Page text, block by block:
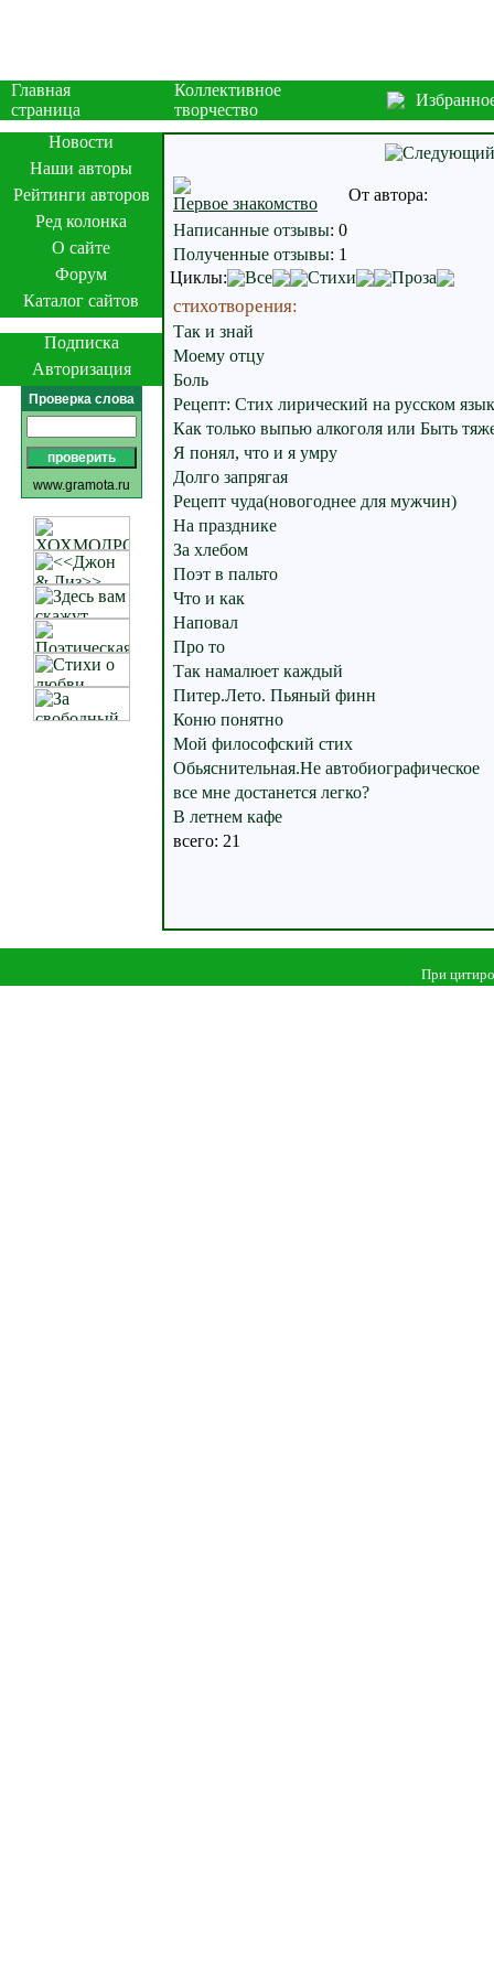
Главная
страница
Коллективное
творчество
Новости
Наши авторы
Рейтинги авторов
Ред колонка
О сайте
Форум
Каталог сайтов
Подписка
Авторизация
Проверка слова
www.gramota.ru
Первое знакомство
От автора:
Написанные отзывы: 0
Полученные отзывы: 1
Циклы:
Все Стихи Проза
стихотворения:
Так и знай
Моему отцу
Боль
Рецепт: Стих лирический на русском
Как только выпью алкоголя или Быть
Я понял, что и я умру
Долго запрягая
Рецепт чуда(новогоднее для мужчин)
На празднике
За хлебом
Поэт в пальто
Что и как
Наповал
Про то
Так намалюет каждый
Питер.Лето. Пьяный финн
Коню понятно
Мой философский стих
Обьяснительная.Не автобиографическое
все мне достанется легко?
В летнем кафе
всего: 21
При